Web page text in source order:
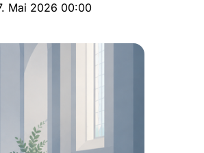
Mai 2026 00:00